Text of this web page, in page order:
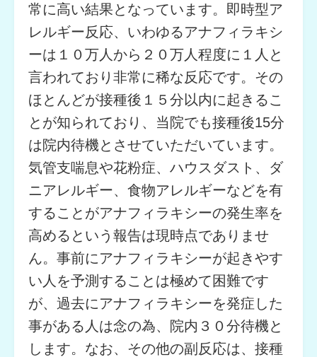
常に高い結果となっています。即時型ア
レルギー反応、いわゆるアナフィラキシ
ーは１０万人から２０万人程度に１人と
言われており非常に稀な反応です。その
ほとんどが接種後１５分以内に起きるこ
とが知られており、当院でも接種後15分
は院内待機とさせていただいています。
気管支喘息や花粉症、ハウスダスト、ダ
ニアレルギー、食物アレルギーなどを有
することがアナフィラキシーの発生率を
高めるという報告は現時点でありませ
ん。事前にアナフィラキシーが起きやす
い人を予測することは極めて困難です
が、過去にアナフィラキシーを発症した
事がある人は念の為、院内３０分待機と
します。なお、その他の副反応は、接種